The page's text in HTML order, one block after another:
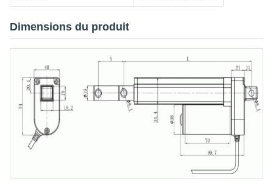
Dimensions du produit